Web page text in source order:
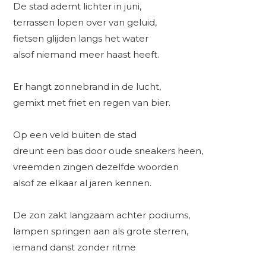
De stad ademt lichter in juni,
terrassen lopen over van geluid,
fietsen glijden langs het water
alsof niemand meer haast heeft.
Er hangt zonnebrand in de lucht,
gemixt met friet en regen van bier.
Op een veld buiten de stad
dreunt een bas door oude sneakers heen,
vreemden zingen dezelfde woorden
alsof ze elkaar al jaren kennen.
De zon zakt langzaam achter podiums,
lampen springen aan als grote sterren,
iemand danst zonder ritme